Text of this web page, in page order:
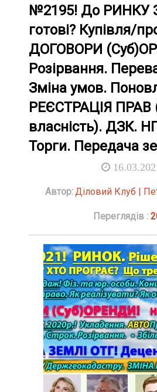
№2195! До РИНКУ
готові? Купівля/
ДОГОВОРИ
Розірвання.
Зміна умов.
РЕЄСТРАЦІЯ ПРАВ
власність). ДЗК.
Торги. Передача
Автор:Діловий Клуб |
Переглядів :